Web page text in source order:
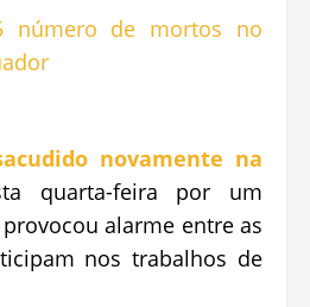
novamente na
quarta-feira por um
alarme entre as
nos trabalhos de